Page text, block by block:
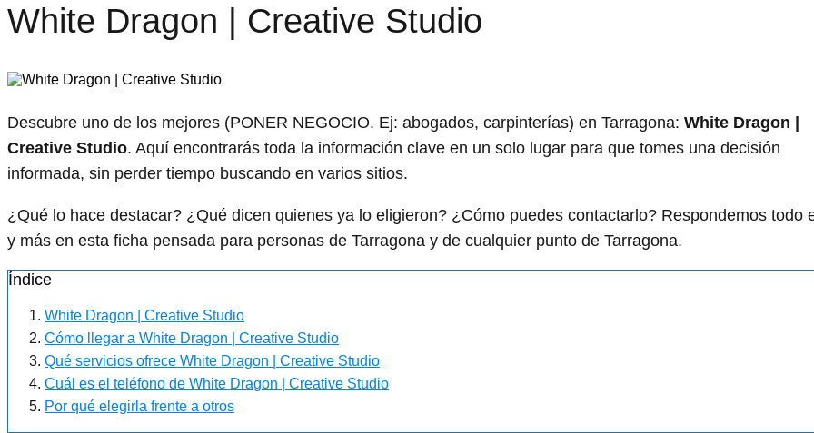
White Dragon | Creative Studio
Descubre uno de los mejores (PONER NEGOCIO. Ej: abogados, carpinterías) en Tarragona: White Dragon |
Creative Studio. Aquí encontrarás toda la información clave en un solo lugar para que tomes una decisión
informada, sin perder tiempo buscando en varios sitios.
¿Qué lo hace destacar? ¿Qué dicen quienes ya lo eligieron? ¿Cómo puedes contactarlo? Respondemos todo
y más en esta ficha pensada para personas de Tarragona y de cualquier punto de Tarragona.
Índice
White Dragon | Creative Studio
Cómo llegar a White Dragon | Creative Studio
Qué servicios ofrece White Dragon | Creative Studio
Cuál es el teléfono de White Dragon | Creative Studio
Por qué elegirla frente a otros